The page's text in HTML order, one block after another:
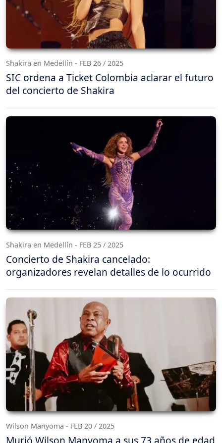
Shakira en Medellín - FEB 26 / 2025
SIC ordena a Ticket Colombia aclarar el futuro
del concierto de Shakira
Shakira en Medellín - FEB 25 / 2025
Concierto de Shakira cancelado:
organizadores revelan detalles de lo ocurrido
Wilson Manyoma - FEB 20 / 2025
Murió Wilson Manyoma a sus 73 años de edad